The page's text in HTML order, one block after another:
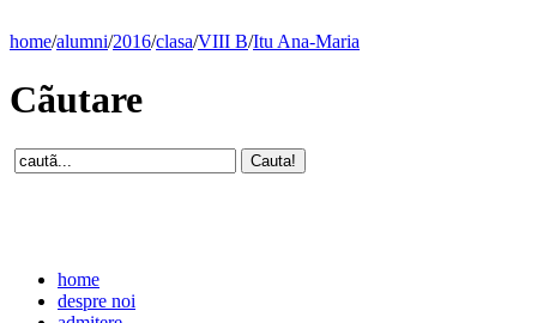
home/alumni/2016/clasa/VIII B/Itu Ana-Maria
Cãutare
home
despre noi